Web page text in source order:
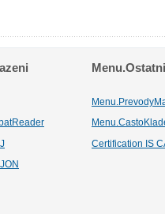
Menu.Ostatni
Certification IS